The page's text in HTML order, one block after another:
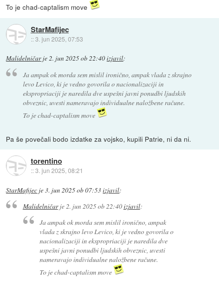
To je chad-captalism move
StarMafijec
::3. jun 2025, 07:53
Malidelničarje2. jun 2025 ob 22:40izjavil:
Ja ampak ok morda sem mislil ironično, ampak vlada z skrajno
levo Levico, ki je vedno govorila o nacionalizaciji in
ekspropriaciji je naredila dve uspešni javni ponudbi ljudskih
obveznic, uvesti nameravajo individualne naložbene račune.
To je chad-captalism move
Pa še povečali bodo izdatke za vojsko, kupili Patrie, ni da ni.
torentino
::3. jun 2025, 08:21
StarMafijec je3. jun 2025 ob 07:53izjavil:
Malidelničarje2. jun 2025 ob 22:40izjavil:
Ja ampak ok morda sem mislil ironično, ampak
vlada z skrajno levo Levico, ki je vedno govorila o
nacionalizaciji in ekspropriaciji je naredila dve
uspešni javni ponudbi ljudskih obveznic, uvesti
nameravajo individualne naložbene račune.
To je chad-captalism move